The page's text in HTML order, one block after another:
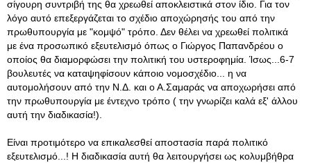
σίγουρη συντριβή της θα χρεωθεί αποκλειστικά στον ίδιο. Για τον
λόγο αυτό επεξεργάζεται το σχέδιο αποχώρησής του από την
πρωθυπουργία με "κομψό" τρόπο . Δεν θέλει να χρεωθεί πολιτικά
με ένα προσωπικό εξευτελισμό όπως ο Γιώργος Παπανδρέου ο
οποίος θα διαμορφώσει την πολιτική του υστεροφημία. Ίσως...6-7
βουλευτές να καταψηφίσουν κάποιο νομοσχέδιο... η να
αυτομολήσουν από την Ν.Δ. και ο Α.Σαμαράς να αποχωρήσει από
την πρωθυπουργία με έντεχνο τρόπο ( την γνωρίζει καλά εξ' άλλου
αυτή την διαδικασία!).
Είναι προτιμότερο να επικαλεσθεί αποστασία παρά πολιτικό
εξευτελισμό...! Η διαδικασία αυτή θα λειτουργήσει ως κολυμβήθρα